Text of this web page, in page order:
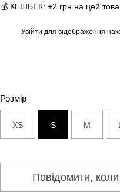
💰 КЕШБЕК: +2 грн на цей
Увійти для відображення
Розмір
XS S M L
Повідомити, коли